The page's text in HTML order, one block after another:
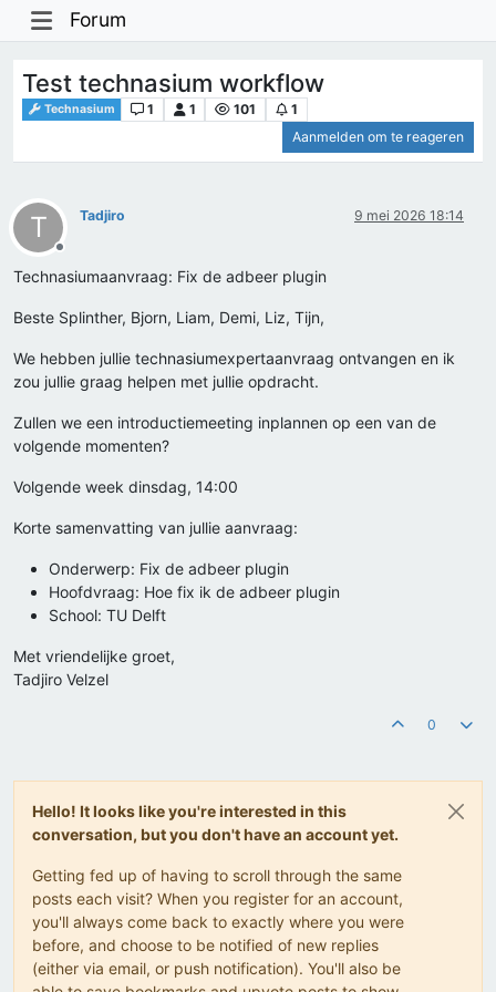
Forum
Test technasium workflow
Technasium 1 1 101
1
Aanmelden om te reageren
T
Offline
Tadjiro 9 mei 2026 18:14
Technasiumaanvraag: Fix de adbeer plugin
Beste Splinther, Bjorn, Liam, Demi, Liz, Tijn,
We hebben jullie technasiumexpertaanvraag ontvangen en ik
zou jullie graag helpen met jullie opdracht.
Zullen we een introductiemeeting inplannen op een van de
volgende momenten?
Volgende week dinsdag, 14:00
Korte samenvatting van jullie aanvraag:
Onderwerp: Fix de adbeer plugin
Hoofdvraag: Hoe fix ik de adbeer plugin
School: TU Delft
Met vriendelijke groet,
Tadjiro Velzel
0
Hello! It looks like you're interested in this
conversation, but you don't have an account yet.
Getting fed up of having to scroll through the same
posts each visit? When you register for an account,
you'll always come back to exactly where you were
before, and choose to be notified of new replies
(either via email, or push notification). You'll also be